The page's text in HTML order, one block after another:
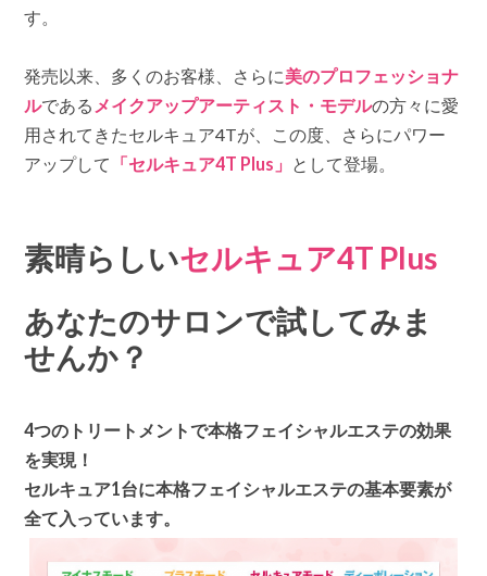
す。
発売以来、多くのお客様、さらに美のプロフェッショナ
ルである メイクアップアーティスト・モデルの方々に愛
用されてきたセルキュア4Tが、この度、さらにパワー
アップして 「セルキュア4T Plus」 として登場。
素晴らしいセルキュア4T Plus
あなたのサロンで試してみま
せんか？
4つのトリートメントで本格フェイシャルエステの効果
を実現！
セルキュア1台に本格フェイシャルエステの基本要素が
全て入っています。